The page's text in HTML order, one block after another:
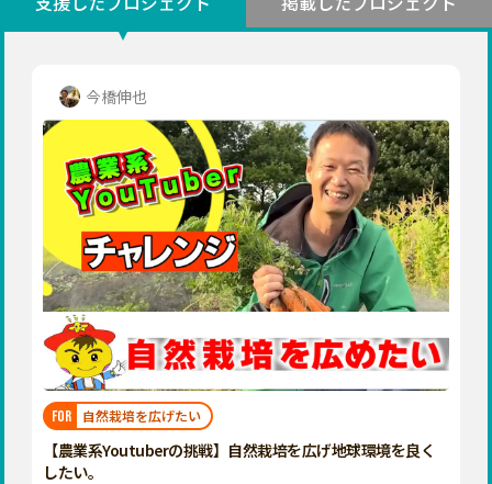
地域からさがす 北海道・東北
北海道
宮城
秋田
山形
福島
関東
茨城
栃木
群馬
東京
神奈川
新潟 富山
長野
岐阜 静岡 愛知
三重 滋賀 京都 大阪
兵庫
中国
鳥取 島根 岡山 広島 山口
四国
徳島 香川 愛媛 高知
九州・沖縄
福岡 佐賀 長崎
宮崎
沖縄
今橋伸也
FOR 自然栽培を広げたい
【農業系Youtuberの挑戦】自然栽培を広げ地球環境を良く
したい。